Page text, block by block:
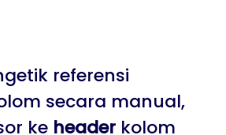
referensi
secara manual,
ke header kolom